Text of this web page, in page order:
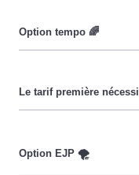
Sierck-Les-Bains est
Sierckois à réduire
par an, lorsque le
pour les